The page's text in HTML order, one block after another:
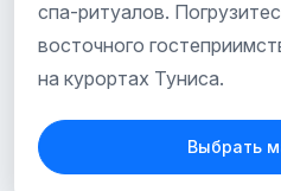
спа-ритуалов.
восточного
на курортах Туниса.
Выбрать